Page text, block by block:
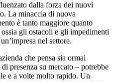
dalla forza dei nuovi
La minaccia di nuova
è tanto maggiore quanto
gli ostacoli e gli impedimenti
nel settore.
che pensa sia ormai
presenza su mercato – potrebbe
e a volte molto rapido. Un